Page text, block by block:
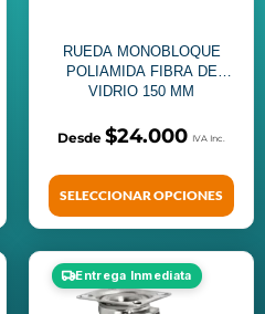
RUEDA MONOBLOQUE
POLIAMIDA FIBRA DE
VIDRIO 150 MM
$24.000
SELECCIONAR OPCIONES
Entrega Inmediata